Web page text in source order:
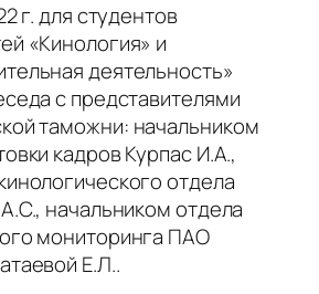
г. для студентов
«Кинология» и
деятельность»
с представителями
таможни: начальником
кадров Курпас И.А.,
отдела
начальником отдела
мониторинга ПАО
Е.Л..